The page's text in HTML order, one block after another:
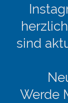
sind
Werde